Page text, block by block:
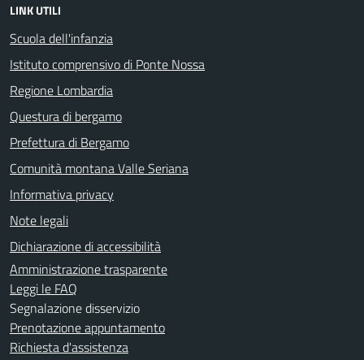
LINK UTILI
Scuola dell'infanzia
Istituto comprensivo di Ponte Nossa
Regione Lombardia
Questura di bergamo
Prefettura di Bergamo
Comunità montana Valle Seriana
Informativa privacy
Note legali
Dichiarazione di accessibilità
Amministrazione trasparente
Leggi le FAQ
Segnalazione disservizio
Prenotazione appuntamento
Richiesta d'assistenza